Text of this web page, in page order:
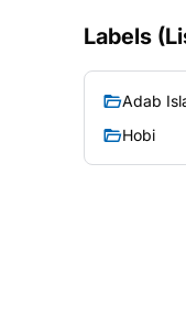
Labels
Adab
Hobi